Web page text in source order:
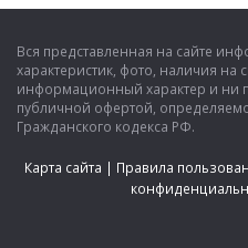
Вся представленная на сайте
характеристик, фото, наличия на
информационный характер и ни
публичной офертой,
Гражданского кодекса РФ.
Карта сайта | Правила